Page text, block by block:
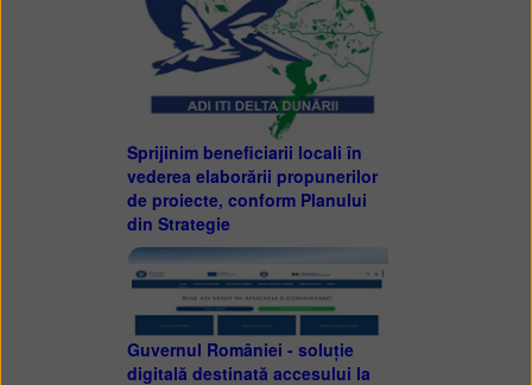
Sprijinim beneficiarii locali în
vederea elaborării propunerilor
de proiecte, conform Planului
din Strategie
Guvernul României - soluție
digitală destinată accesului la